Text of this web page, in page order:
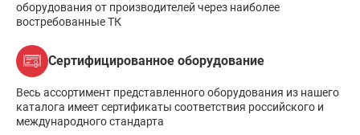
оборудования от производителей через наиболее
востребованные ТК
Сертифицированное оборудование
Весь ассортимент представленного оборудования из нашего
каталога имеет сертификаты соответствия российского и
международного стандарта